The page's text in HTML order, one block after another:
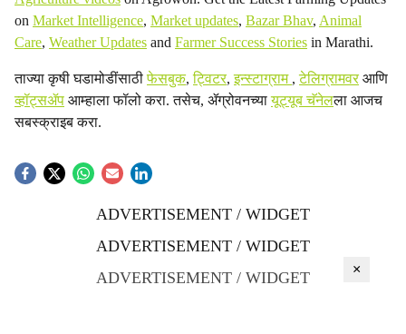
on Market Intelligence, Market updates, Bazar Bhav, Animal
Care, Weather Updates and Farmer Success Stories in Marathi.
ताज्या कृषी घडामोडींसाठीफेसबुक,ट्विटर,इन्स्टाग्राम ,टेलिग्रामवरआणि
व्हॉट्सॲप आम्हाला फॉलो करा. तसेच, ॲग्रोवनच्यायूट्यूब चॅनेलला आजच
सबस्क्राइब करा.
ADVERTISEMENT / WIDGET
ADVERTISEMENT / WIDGET
ADVERTISEMENT / WIDGET
×